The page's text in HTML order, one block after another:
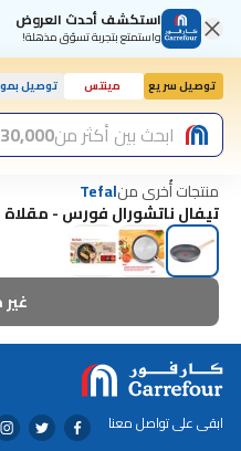
استكشف أحدث العروض
واستمتع بتجربة تسوّق مذهلة!
توصيل سريع مينتس توصيل
ابحث بين أكثر من30,000+
منتجات أُخرى منTefal
تيفال ناتشورال فورس - مقلاة 32 سنتيمتر
ابقى على تواصل معنا